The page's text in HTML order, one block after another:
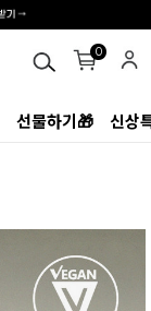
0
선물하기🎁 신상